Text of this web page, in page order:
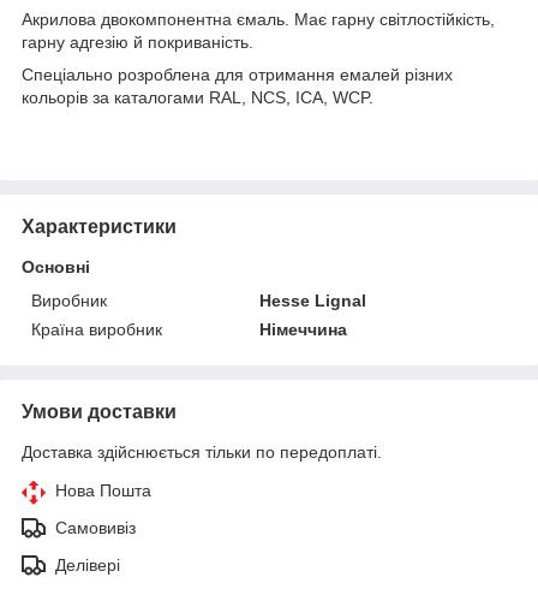
Акрилова двокомпонентна ємаль. Має гарну світлостійкість,
гарну адгезію й покриваність.
Спеціально розроблена для отримання емалей різних
кольорів за каталогами RAL, NCS, ICA, WCP.
Характеристики
Основні
Виробник
Hesse Lignal
Країна виробник
Німеччина
Умови доставки
Доставка здійснюється тільки по передоплаті.
Нова Пошта
Самовивіз
Делівері